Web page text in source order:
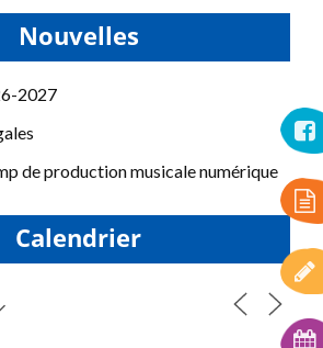
Nouvelles
2027
de production musicale numérique
Calendrier